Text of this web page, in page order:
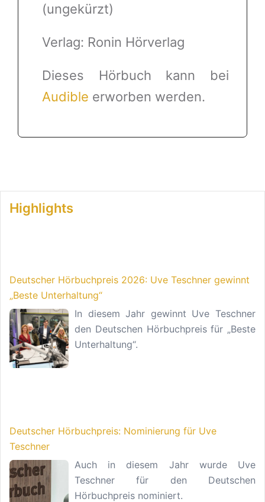
(ungekürzt)
Verlag: Ronin Hörverlag
Dieses Hörbuch kann bei
Audible erworben werden.
Highlights
Deutscher Hörbuchpreis 2026: Uve Teschner gewinnt
„Beste Unterhaltung“
In diesem Jahr gewinnt Uve Teschner
den Deutschen Hörbuchpreis für „Beste
Unterhaltung“.
Deutscher Hörbuchpreis: Nominierung für Uve
Teschner
Auch in diesem Jahr wurde Uve
Teschner für den Deutschen
Hörbuchpreis nominiert.